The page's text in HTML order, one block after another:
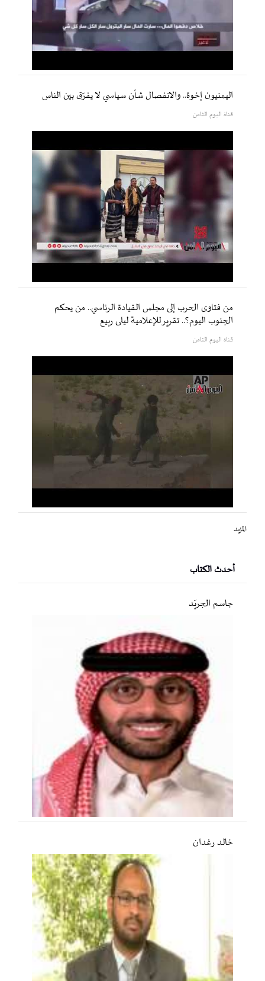
اليمنيون إخوة.. والانفصال شأن سياسي لا يفرّق بين الناس
قناة اليوم الثامن
من فتاوى الحرب إلى مجلس القيادة الرئاسي.. من يحكم
الجنوب اليوم؟.. تقرير للإعلامية ليلى ربيع
قناة اليوم الثامن
المزيد
أحدث الكتاب
جاسم الجريّد
خالد رغدان